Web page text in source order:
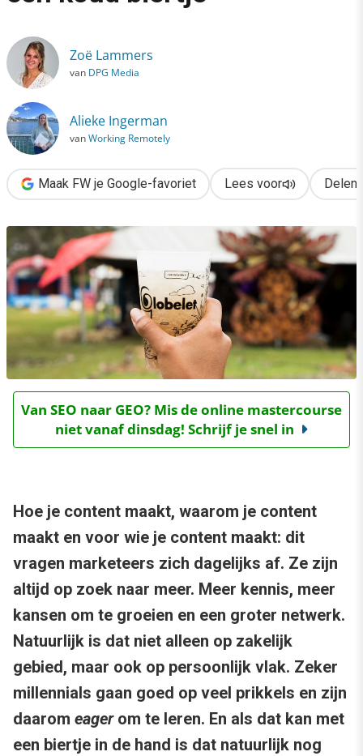
Zoë Lammers
van DPG Media
Alieke Ingerman
vanWorking Remotely
Maak FW je Google-favoriet Lees voor Delen
Van SEO naar GEO? Mis de online mastercourse
niet vanaf dinsdag! Schrijf je snel in
Hoe je content maakt, waarom je content
maakt en voor wie je content maakt: dit
vragen marketeers zich dagelijks af. Ze zijn
altijd op zoek naar meer. Meer kennis, meer
kansen om te groeien en een groter netwerk.
Natuurlijk is dat niet alleen op zakelijk
gebied, maar ook op persoonlijk vlak. Zeker
millennials gaan goed op veel prikkels en zijn
daarom eagerom te leren. En als dat kan met
een biertje in de hand is dat natuurlijk nog